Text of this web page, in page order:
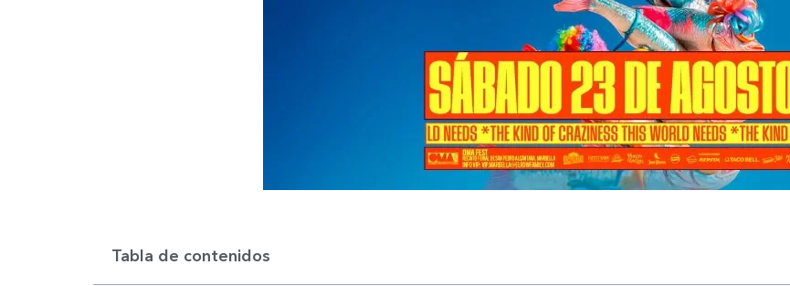
Tabla de contenidos